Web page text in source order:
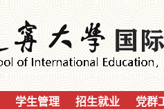
学生管理 招生就业 党群